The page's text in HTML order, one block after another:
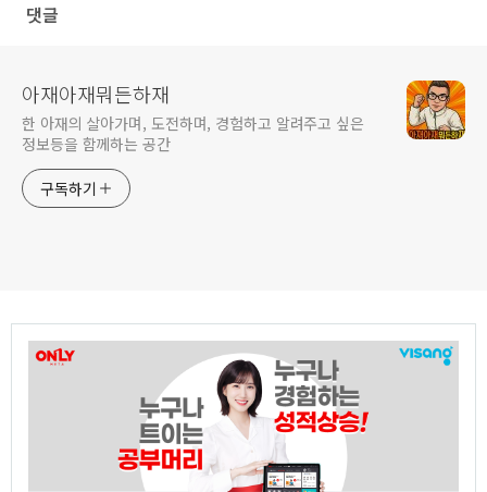
댓글
아재아재뭐든하재
한 아재의 살아가며, 도전하며, 경험하고 알려주고 싶은
정보등을 함께하는 공간
구독하기